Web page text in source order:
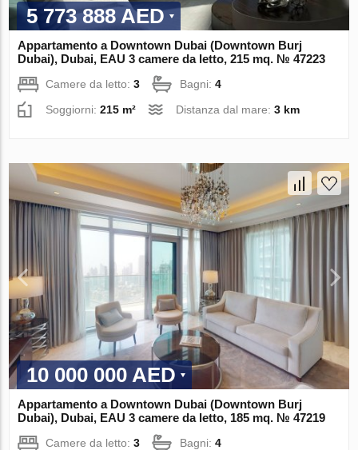
5 773 888 AED
Appartamento a Downtown Dubai (Downtown Burj
Dubai), Dubai, EAU 3 camere da letto, 215 mq. № 47223
Camere da letto:3 Bagni:4
Soggiorni:215 m² Distanza dal mare:3 km
10 000 000 AED
Appartamento a Downtown Dubai (Downtown Burj
Dubai), Dubai, EAU 3 camere da letto, 185 mq. № 47219
Camere da letto:3 Bagni:4